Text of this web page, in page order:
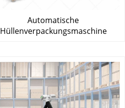
Automatische
Hüllenverpackungsmaschine